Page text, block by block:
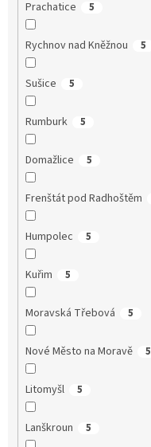
Prachatice 5
Rychnov nad Kněžnou 5
Sušice 5
Rumburk 5
Domažlice 5
Frenštát pod Radhoštěm
Humpolec 5
Kuřim 5
Moravská Třebová 5
Nové Město na Moravě 5
Litomyšl 5
Lanškroun 5